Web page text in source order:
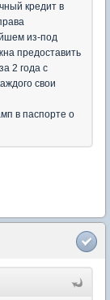
кредит в
из-под
предоставить
2 года с
свои
в паспорте о